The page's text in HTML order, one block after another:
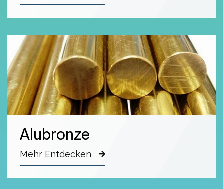
Alubronze
Mehr Entdecken